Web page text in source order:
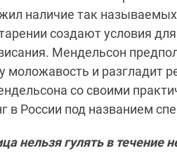
наличие так
создают условия
Мендельсон
моложавость и разгладит
со своими
России под названием
нельзя гулять в течение